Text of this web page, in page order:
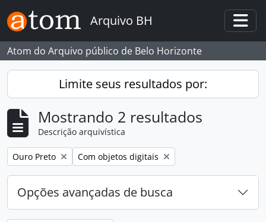
Skip to main content
Arquivo BH
Atom do Arquivo público de Belo Horizonte
Limite seus resultados por:
Mostrando 2 resultados
Descrição arquivística
Remover filtro:
Ouro Preto Remover filtro:
Com objetos digitais
Opções avançadas de busca